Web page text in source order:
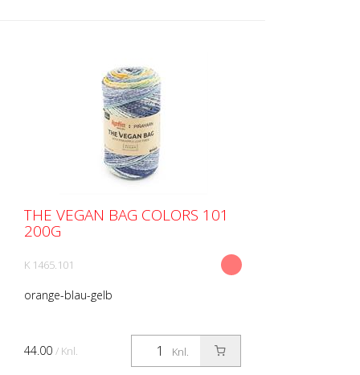
THE VEGAN BAG COLORS 101
200G
K 1465.101
orange-blau-gelb
Knl.
44.00 / Knl.